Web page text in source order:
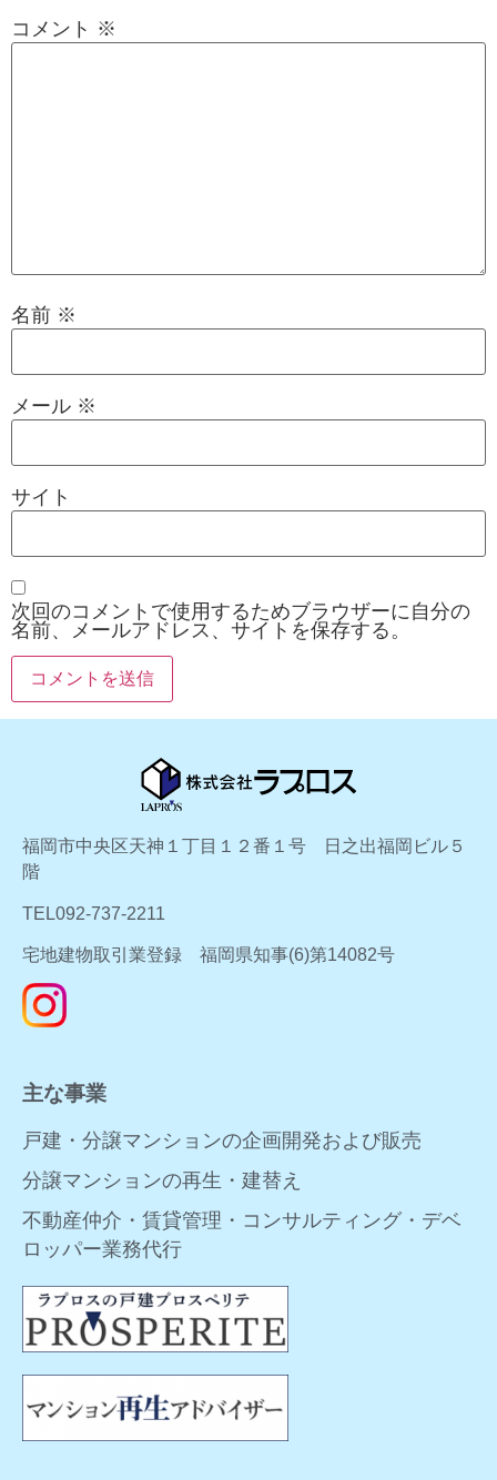
コメント ※
名前 ※
メール ※
サイト
次回のコメントで使用するためブラウザーに自分の
名前、メールアドレス、サイトを保存する。
福岡市中央区天神１丁目１２番１号 日之出福岡ビル５
階
TEL092-737-2211
宅地建物取引業登録 福岡県知事(6)第14082号
主な事業
戸建・分譲マンションの企画開発および販売
分譲マンションの再生・建替え
不動産仲介・賃貸管理・コンサルティング・デベ
ロッパー業務代行